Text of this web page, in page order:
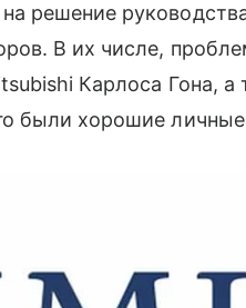
на решение
В их числе,
Карлоса Гона, а
были хорошие